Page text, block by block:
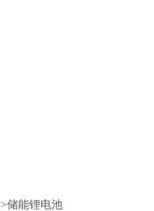
>储能锂电池